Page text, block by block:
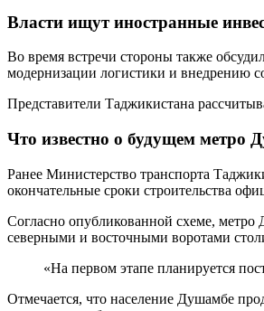
Власти ищут иностранные
Во время встречи стороны также
модернизации логистики и внедрению
Представители Таджикистана
Что известно о будущем метро
Ранее Министерство транспорта
окончательные сроки строительства
Согласно опубликованной схеме,
северными и восточными воротами
«На первом этапе планируется
Отмечается, что население Душамбе